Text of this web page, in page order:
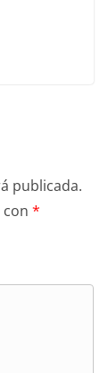
publicada.
*